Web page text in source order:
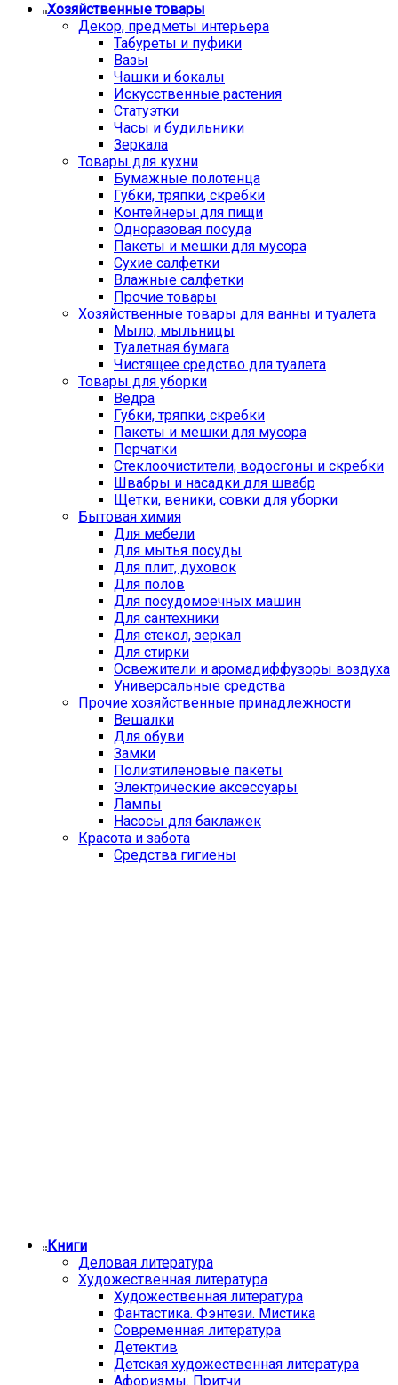
Хозяйственные товары
Декор, предметы интерьера
Табуреты и пуфики
Вазы
Чашки и бокалы
Искусственные растения
Статуэтки
Часы и будильники
Зеркала
Товары для кухни
Бумажные полотенца
Губки, тряпки, скребки
Контейнеры для пищи
Одноразовая посуда
Пакеты и мешки для мусора
Сухие салфетки
Влажные салфетки
Прочие товары
Хозяйственные товары для ванны и туалета
Мыло, мыльницы
Туалетная бумага
Чистящее средство для туалета
Товары для уборки
Ведра
Губки, тряпки, скребки
Пакеты и мешки для мусора
Перчатки
Стеклоочистители, водосгоны и скребки
Швабры и насадки для швабр
Щетки, веники, совки для уборки
Бытовая химия
Для мебели
Для мытья посуды
Для плит, духовок
Для полов
Для посудомоечных машин
Для сантехники
Для стекол, зеркал
Для стирки
Освежители и аромадиффузоры воздуха
Универсальные средства
Прочие хозяйственные принадлежности
Вешалки
Для обуви
Замки
Полиэтиленовые пакеты
Электрические аксессуары
Лампы
Насосы для баклажек
Красота и забота
Средства гигиены
Книги
Деловая литература
Художественная литература
Художественная литература
Фантастика. Фэнтези. Мистика
Современная литература
Детектив
Детская художественная литература
Афоризмы. Притчи